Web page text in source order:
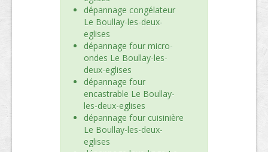
dépannage congélateur
Le Boullay-les-deux-
eglises
dépannage four micro-
ondes Le Boullay-les-
deux-eglises
dépannage four
encastrable Le Boullay-
les-deux-eglises
dépannage four cuisinière
Le Boullay-les-deux-
eglises